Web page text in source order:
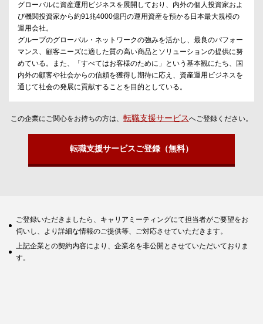
グローバルに資産運用ビジネスを展開しており、内外の個人投資家およ
び機関投資家から約91兆4000億円の運用資産を預かる日本最大規模の
運用会社。
グループのグローバル・ネットワークの強みを活かし、最良のパフォー
マンス、顧客ニーズに適した質の高い商品とソリューションの提供に努
めている。また、「すべてはお客様のために」という基本観にたち、国
内外の顧客や社会からの信頼を獲得し期待に応え、資産運用ビジネスを
通じて社会の発展に貢献することを目的としている。
この企業にご関心をお持ちの方は、 転職支援サービスへご登録ください。
転職支援サービスご登録（無料）
ご登録いただきましたら、キャリアミーティングにて担当者がご要望をお
伺いし、より詳細な情報のご提供等、ご対応させていただきます。
上記企業との契約内容により、企業名を非公開とさせていただいておりま
す。